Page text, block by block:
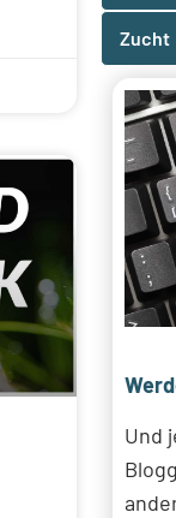
Zucht
Und